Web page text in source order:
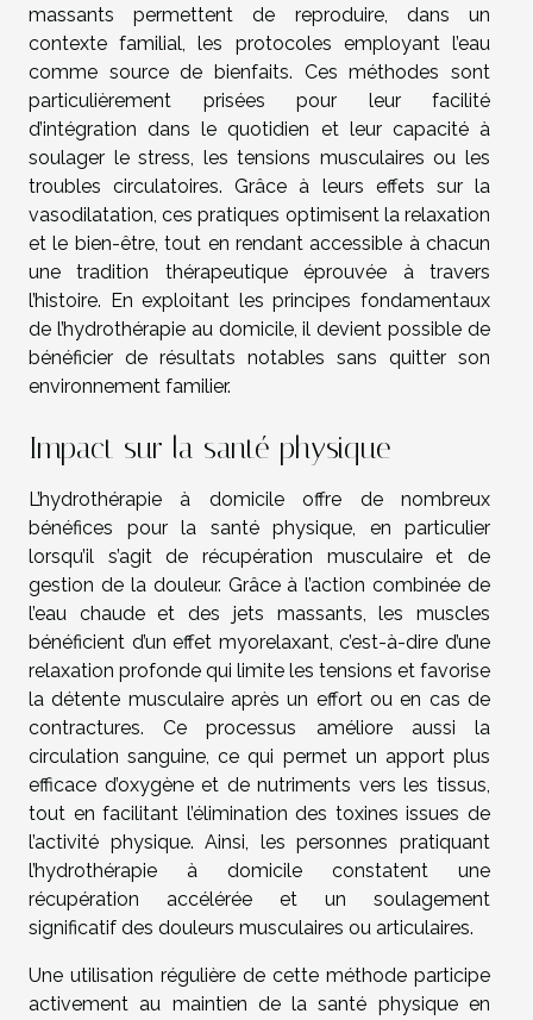
massants permettent de reproduire, dans un
contexte familial, les protocoles employant l’eau
comme source de bienfaits. Ces méthodes sont
particulièrement prisées pour leur facilité
d’intégration dans le quotidien et leur capacité à
soulager le stress, les tensions musculaires ou les
troubles circulatoires. Grâce à leurs effets sur la
vasodilatation, ces pratiques optimisent la relaxation
et le bien-être, tout en rendant accessible à chacun
une tradition thérapeutique éprouvée à travers
l’histoire. En exploitant les principes fondamentaux
de l’hydrothérapie au domicile, il devient possible de
bénéficier de résultats notables sans quitter son
environnement familier.
Impact sur la santé physique
L’hydrothérapie à domicile offre de nombreux
bénéfices pour la santé physique, en particulier
lorsqu’il s’agit de récupération musculaire et de
gestion de la douleur. Grâce à l’action combinée de
l’eau chaude et des jets massants, les muscles
bénéficient d’un effet myorelaxant, c’est-à-dire d’une
relaxation profonde qui limite les tensions et favorise
la détente musculaire après un effort ou en cas de
contractures. Ce processus améliore aussi la
circulation sanguine, ce qui permet un apport plus
efficace d’oxygène et de nutriments vers les tissus,
tout en facilitant l’élimination des toxines issues de
l’activité physique. Ainsi, les personnes pratiquant
l’hydrothérapie à domicile constatent une
récupération accélérée et un soulagement
significatif des douleurs musculaires ou articulaires.
Une utilisation régulière de cette méthode participe
activement au maintien de la santé physique en